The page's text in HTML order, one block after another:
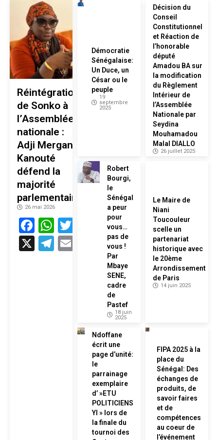
Réintégration
de Sonko à
l’Assemblée
nationale :
Adji Mergane
Kanouté
défend la
majorité
parlementaire
26 mai 2026
Facebook
WhatsApp
Twitter
X
Telegram
Email
Démocratie
Sénégalaise:
Un Duce, un
César ou le
peuple
19
septembre
2025
Décision du
Conseil
Constitutionnel
et Réaction de
l’honorable
député
Amadou BA sur
la modification
du Règlement
Intérieur de
l’Assemblée
Nationale par
Seydina
Mouhamadou
Malal DIALLO
26 juillet 2025
Robert
Bourgi,
le
Sénégal
a peur
pour
vous…
pas de
vous !
Par
Mbaye
SENE,
cadre
de
Pastef
18 juin
2025
Le Maire de
Niani
Toucouleur
scelle un
partenariat
historique avec
le 20ème
Arrondissement
de Paris
14 juin 2025
Ndoffane
écrit une
page d’unité:
le
parrainage
exemplaire
d’ »ETU
POLITICIENS
YI » lors de
la finale du
tournoi des
FIPA 2025 à la
place du
Sénégal: Des
échanges de
produits, de
savoir faires
et de
compétences
au coeur de
l’événement